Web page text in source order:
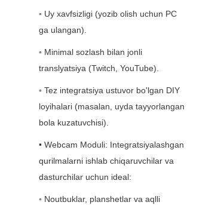
◦ Uy xavfsizligi (yozib olish uchun PC
ga ulangan).
◦ Minimal sozlash bilan jonli
translyatsiya (Twitch, YouTube).
◦ Tez integratsiya ustuvor bo'lgan DIY
loyihalari (masalan, uyda tayyorlangan
bola kuzatuvchisi).
• Webcam Moduli: Integratsiyalashgan
qurilmalarni ishlab chiqaruvchilar va
dasturchilar uchun ideal:
◦ Noutbuklar, planshetlar va aqlli